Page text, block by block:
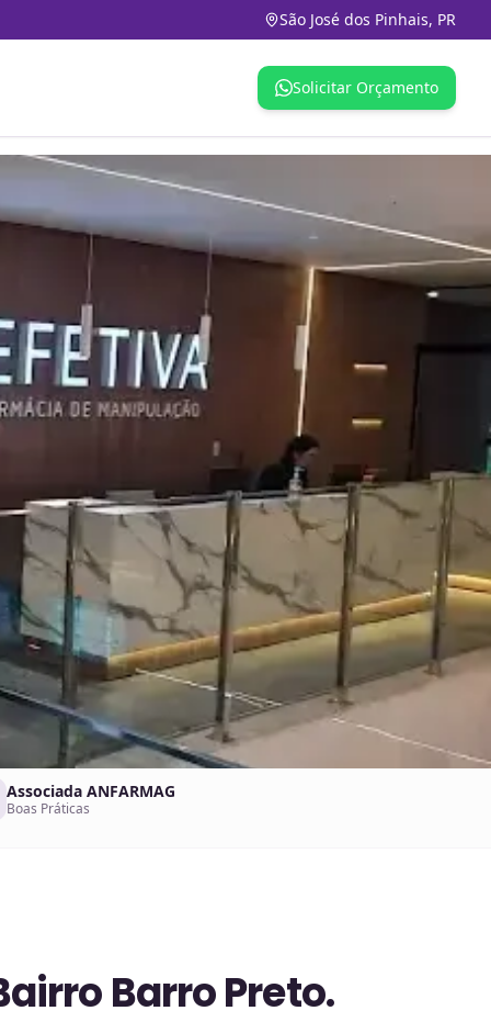
São José dos Pinhais, PR
Solicitar Orçamento
Associada ANFARMAG
Boas Práticas
Barro Preto.